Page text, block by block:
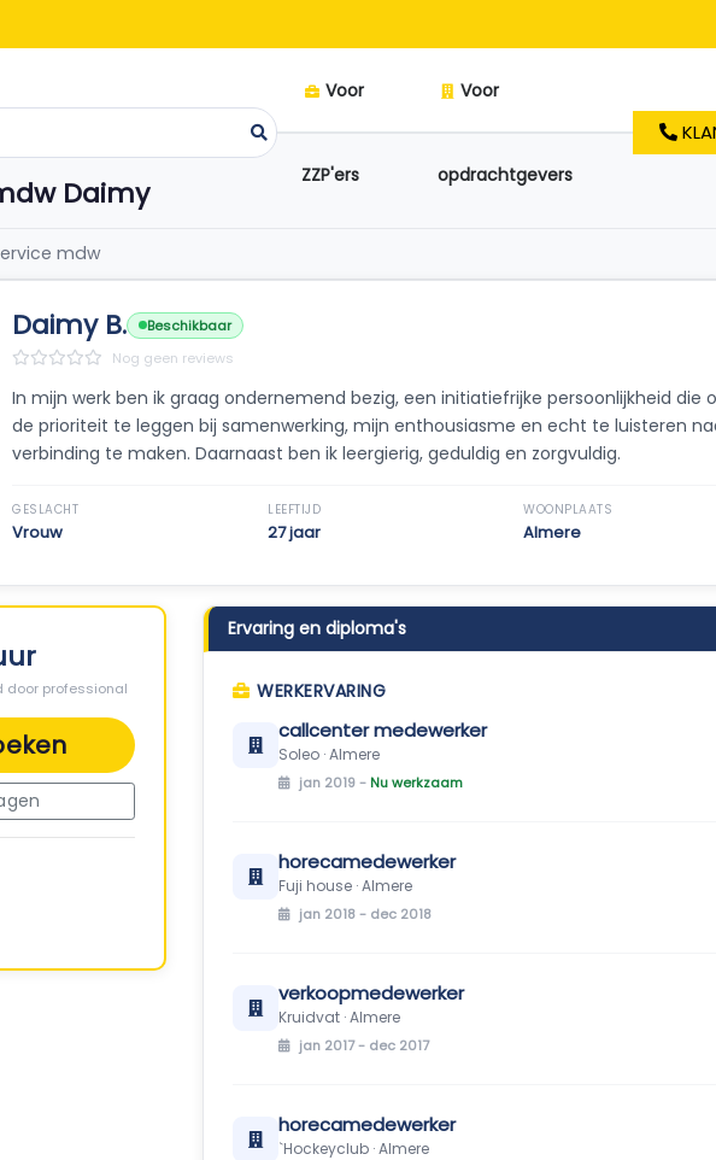
Voor
ZZP'ers
Voor
opdrachtgevers
Daimy
mdw
Daimy B.
Beschikbaar
Nog geen reviews
In mijn werk ben ik graag ondernemend bezig, een initiatiefrijke persoonlijkheid die
de prioriteit te leggen bij samenwerking, mijn enthousiasme en echt te luisteren
verbinding te maken. Daarnaast ben ik leergierig, geduldig en zorgvuldig.
GESLACHT
Vrouw
LEEFTIJD
27 jaar
WOONPLAATS
Almere
door professional
Ervaring en diploma's
WERKERVARING
callcenter medewerker
Soleo · Almere
jan 2019 - Nu werkzaam
horecamedewerker
Fuji house · Almere
jan 2018 - dec 2018
verkoopmedewerker
Kruidvat · Almere
jan 2017 - dec 2017
horecamedewerker
`Hockeyclub · Almere